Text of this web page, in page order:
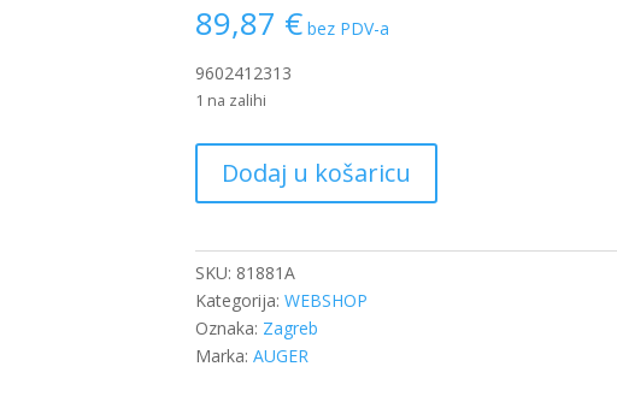
89,87 € bez PDV-a
9602412313
1 na zalihi
MOTORA
DB
MP4
ZADNJI
LIJEVI
količina
Dodaj u košaricu
SKU: 81881A
Kategorija:WEBSHOP
Oznaka: Zagreb
Marka:AUGER